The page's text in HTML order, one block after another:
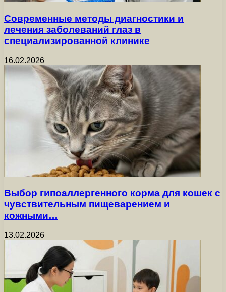
Современные методы диагностики и
лечения заболеваний глаз в
специализированной клинике
16.02.2026
Выбор гипоаллергенного корма для кошек с
чувствительным пищеварением и
кожными…
13.02.2026